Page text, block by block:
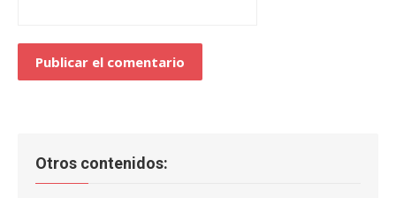
Otros contenidos: